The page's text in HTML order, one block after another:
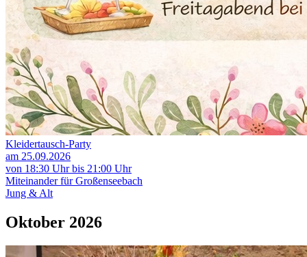
Kleidertausch-Party
am 25.09.2026
von 18:30 Uhr bis 21:00 Uhr
Miteinander für Großenseebach
Jung & Alt
Oktober 2026